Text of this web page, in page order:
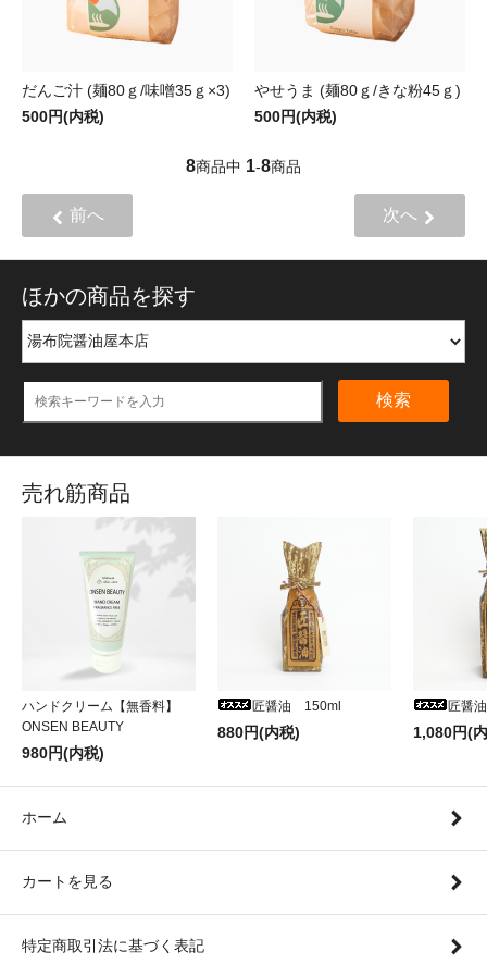
だんご汁 (麺80ｇ/味噌35ｇ×3)
500円(内税)
やせうま (麺80ｇ/きな粉45ｇ)
500円(内税)
8商品中 1-8商品
前へ 次へ
ほかの商品を探す
検索
売れ筋商品
ハンドクリーム【無香料】
ONSEN BEAUTY
980円(内税)
匠醤油 150ml
880円(内税)
匠醤
1,080円(
ホーム
カートを見る
特定商取引法に基づく表記